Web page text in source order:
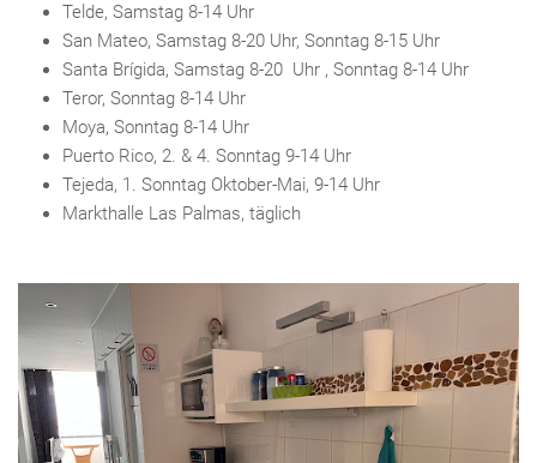
Telde, Samstag 8-14 Uhr
San Mateo, Samstag 8-20 Uhr, Sonntag 8-15 Uhr
Santa Brígida, Samstag 8-20 Uhr , Sonntag 8-14 Uhr
Teror, Sonntag 8-14 Uhr
Moya, Sonntag 8-14 Uhr
Puerto Rico, 2. & 4. Sonntag 9-14 Uhr
Tejeda, 1. Sonntag Oktober-Mai, 9-14 Uhr
Markthalle Las Palmas, täglich